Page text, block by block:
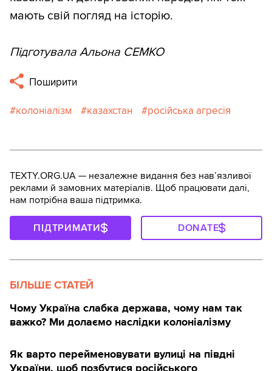
мають свій погляд на історію.
Підготувала Альона СЕМКО
Поширити
колоніалізм казахстан російська агресія
TEXTY.ORG.UA — незалежне видання без навʼязливої
реклами й замовних матеріалів. Щоб працювати далі,
нам потрібна ваша підтримка.
ПІДТРИМАТИ DONATE
БІЛЬШЕ СТАТЕЙ
Чому Україна слабка держава, чому нам так
важко? Ми долаємо наслідки колоніалізму
Як варто перейменовувати вулиці на півдні
України, щоб позбутися російського